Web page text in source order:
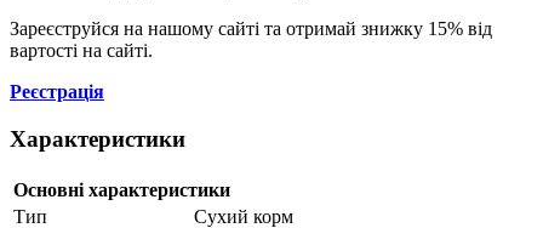
Зареєструйся на нашому сайті та отримай знижку 15% від
вартості на сайті.
Реєстрація
Характеристики
Основні характеристики
Тип
Сухий корм